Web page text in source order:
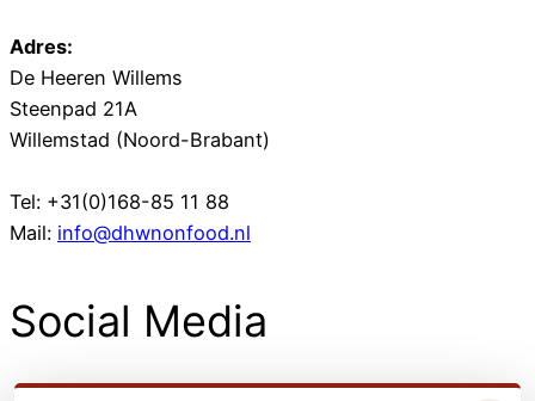
Adres:
De Heeren Willems
Steenpad 21A
Willemstad (Noord-Brabant)
Tel: +31(0)168-85 11 88
Mail: info@dhwnonfood.nl
Social Media